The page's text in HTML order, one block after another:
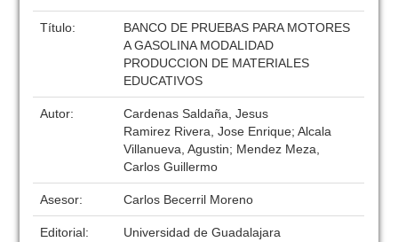
Título:
BANCO DE PRUEBAS PARA MOTORES
A GASOLINA MODALIDAD
PRODUCCION DE MATERIALES
EDUCATIVOS
Autor:
Cardenas Saldaña, Jesus
Ramirez Rivera, Jose Enrique; Alcala
Villanueva, Agustin; Mendez Meza,
Carlos Guillermo
Asesor: Carlos Becerril Moreno
Editorial:
Universidad de Guadalajara